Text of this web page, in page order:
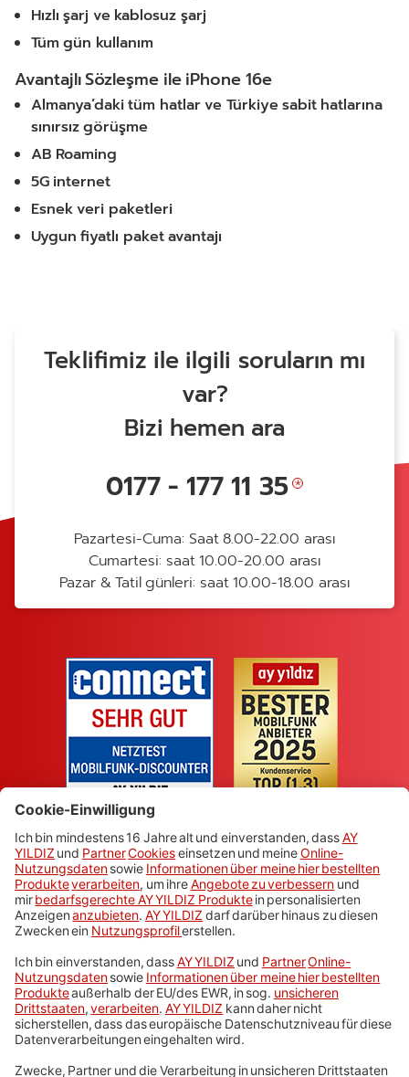
Hızlı şarj ve kablosuz şarj
Tüm gün kullanım
Avantajlı Sözleşme ile iPhone 16e
Almanya’daki tüm hatlar ve Türkiye sabit hatlarına
sınırsız görüşme
AB Roaming
5G internet
Esnek veri paketleri
Uygun fiyatlı paket avantajı
Teklifimiz ile ilgili soruların mı
var?
Bizi hemen ara
0177 - 177 11 35
Pazartesi-Cuma: Saat 8.00-22.00 arası
Cumartesi: saat 10.00-20.00 arası
Pazar & Tatil günleri: saat 10.00-18.00 arası
Cep telefonları ve tarifeler
Faturasız
Türkiye'de telefon görüşmeleri